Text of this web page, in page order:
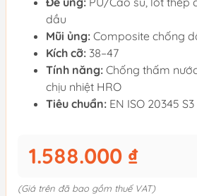
dầu
Mũi ủng: Composite chống
Kích cỡ: 38–47
Tính năng: Chống thấm
chịu nhiệt HRO
Tiêu chuẩn: EN ISO 20345
1.588.000 ₫
(Giá trên đã bao gồm thuế VAT)